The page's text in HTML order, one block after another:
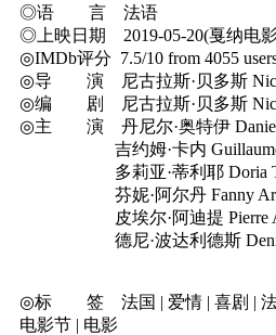
◎语 言 法语
◎上映日期 2019-05-20(戛纳电影
◎IMDb评分 7.5/10 from 4055
◎导 演 尼古拉斯·贝多斯
◎编 剧 尼古拉斯·贝多斯
◎主 演 丹尼尔·奥特伊 Daniel
吉约姆·卡内 Guillaume
多莉亚·蒂利耶 Doria
芬妮·阿尔丹 Fanny
皮埃尔·阿迪提 Pierre
德尼·波达利德斯 Denis
◎标 签 法国 | 爱情 | 喜剧 | 法
电影节 | 电影